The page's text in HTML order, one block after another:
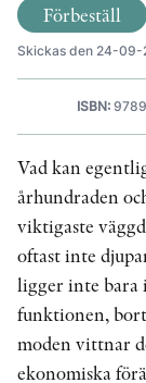
Förbeställ
Skickas den 24-09-
ISBN:
Vad kan
århundraden
viktigaste
oftast inte
ligger inte bara
funktionen,
moden vittnar
ekonomiska